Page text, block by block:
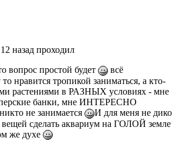
назад проходил
вопрос простой будет
всё
нравится тропикой заниматься, а кто-
растениями в РАЗНЫХ условиях - мне
банки, мне ИНТЕРЕСНО
не занимается
И для меня не дико
вещей сделать аквариум на ГОЛОЙ земле
же духе